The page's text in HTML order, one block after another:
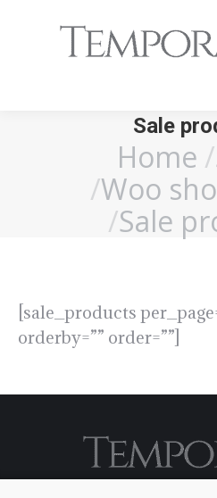
Sale
Home
Woo
Sale
[sale_products
orderby=”” order=””]